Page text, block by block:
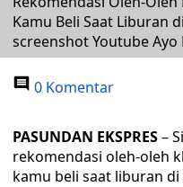
Kamu Beli Saat Liburan
screenshot Youtube Ayo
0 Komentar
PASUNDAN EKSPRES–
rekomendasi oleh-oleh
kamu beli saat liburan